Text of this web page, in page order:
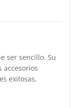
ser sencillo. Su
accesorios
exitosas.